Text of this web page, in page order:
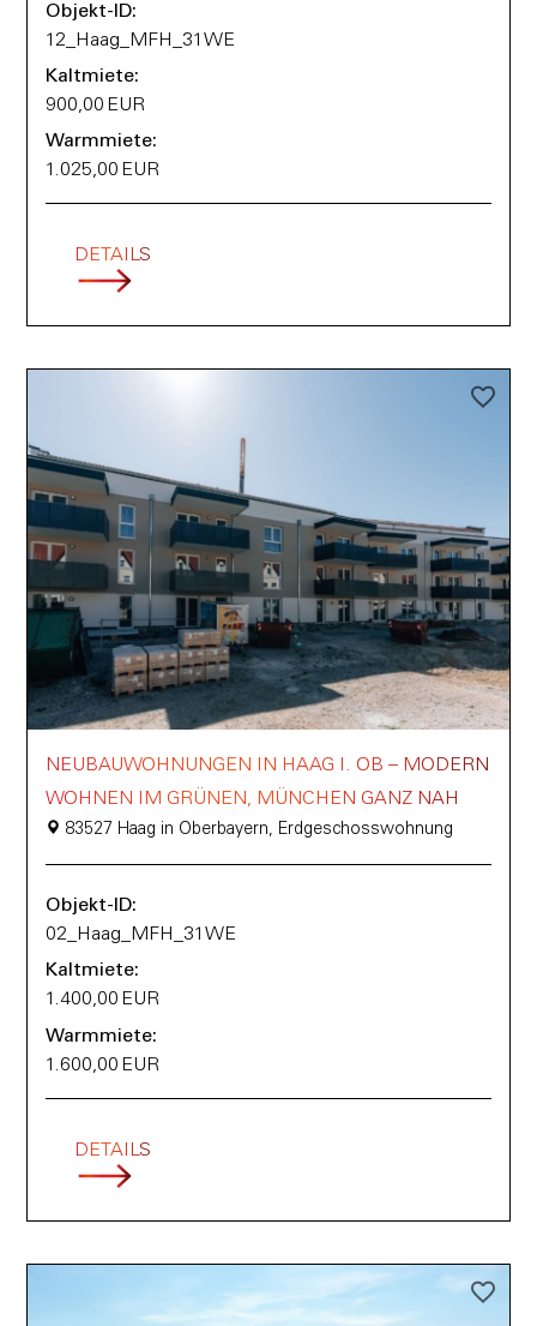
Objekt-ID:
12_Haag_MFH_31WE
Kaltmiete:
900,00 EUR
Warmmiete:
1.025,00 EUR
DETAILS
NEUBAUWOHNUNGEN IN HAAG I. OB – MODERN
WOHNEN IM GRÜNEN, MÜNCHEN GANZ NAH
83527 Haag in Oberbayern, Erdgeschosswohnung
Objekt-ID:
02_Haag_MFH_31WE
Kaltmiete:
1.400,00 EUR
Warmmiete:
1.600,00 EUR
DETAILS